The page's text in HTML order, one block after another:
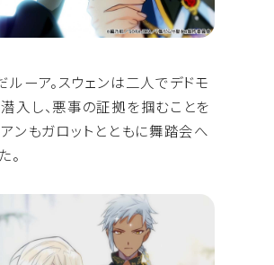
ルーア。スウェンは二人でデドモ
入し、悪事の証拠を掴むことを
ンもガロットとともに舞踏会へ
。